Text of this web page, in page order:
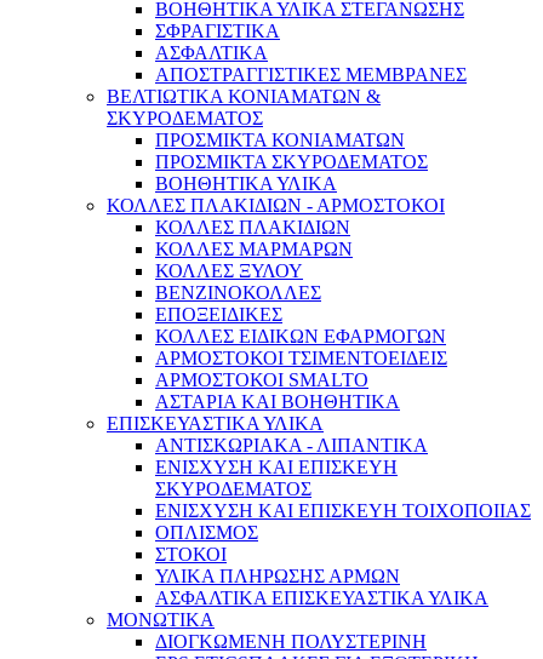
BΟΗΘΗΤΙΚΑ ΥΛΙΚΑ ΣΤΕΓΑΝΩΣΗΣ
ΣΦΡΑΓΙΣΤΙΚΑ
ΑΣΦΑΛΤΙΚΑ
ΑΠΟΣΤΡΑΓΓΙΣΤΙΚΕΣ ΜΕΜΒΡΑΝΕΣ
ΒΕΛΤΙΩΤΙΚΑ ΚΟΝΙΑΜΑΤΩΝ &
ΣΚΥΡΟΔΕΜΑΤΟΣ
ΠΡΟΣΜΙΚΤΑ ΚΟΝΙΑΜΑΤΩΝ
ΠΡΟΣΜΙΚΤΑ ΣΚΥΡΟΔΕΜΑΤΟΣ
ΒΟΗΘΗΤΙΚΑ ΥΛΙΚΑ
ΚΟΛΛΕΣ ΠΛΑΚΙΔΙΩΝ - ΑΡΜΟΣΤΟΚΟΙ
ΚΟΛΛΕΣ ΠΛΑΚΙΔΙΩΝ
ΚΟΛΛΕΣ ΜΑΡΜΑΡΩΝ
ΚΟΛΛΕΣ ΞΥΛΟΥ
ΒΕΝΖΙΝΟΚΟΛΛΕΣ
ΕΠΟΞΕΙΔΙΚΕΣ
ΚΟΛΛΕΣ ΕΙΔΙΚΩΝ ΕΦΑΡΜΟΓΩΝ
ΑΡΜΟΣΤΟΚΟΙ ΤΣΙΜΕΝΤΟΕΙΔΕΙΣ
ΑΡΜΟΣΤΟΚΟΙ SMALTO
ΑΣΤΑΡΙΑ ΚΑΙ ΒΟΗΘΗΤΙΚΑ
ΕΠΙΣΚΕΥΑΣΤΙΚΑ ΥΛΙΚΑ
ΑΝΤΙΣΚΩΡΙΑΚΑ - ΛΙΠΑΝΤΙΚΑ
ΕΝΙΣΧΥΣΗ ΚΑΙ ΕΠΙΣΚΕΥΗ
ΣΚΥΡΟΔΕΜΑΤΟΣ
ΕΝΙΣΧΥΣΗ ΚΑΙ ΕΠΙΣΚΕΥΗ ΤΟΙΧΟΠΟΙΙΑΣ
ΟΠΛΙΣΜΟΣ
ΣΤΟΚΟΙ
ΥΛΙΚΑ ΠΛΗΡΩΣΗΣ ΑΡΜΩΝ
ΑΣΦΑΛΤΙΚΑ ΕΠΙΣΚΕΥΑΣΤΙΚΑ ΥΛΙΚΑ
ΜΟΝΩΤΙΚΑ
ΔΙΟΓΚΩΜΕΝΗ ΠΟΛΥΣΤΕΡΙΝΗ